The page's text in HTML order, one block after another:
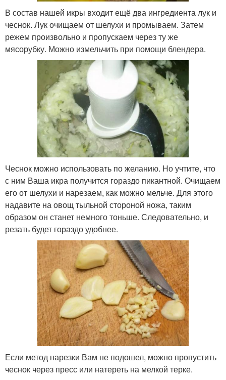
В состав нашей икры входит ещё два ингредиента лук и
чеснок. Лук очищаем от шелухи и промываем. Затем
режем произвольно и пропускаем через ту же
мясорубку. Можно измельчить при помощи блендера.
Чеснок можно использовать по желанию. Но учтите, что
с ним Ваша икра получится гораздо пикантной. Очищаем
его от шелухи и нарезаем, как можно мельче. Для этого
надавите на овощ тыльной стороной ножа, таким
образом он станет немного тоньше. Следовательно, и
резать будет гораздо удобнее.
Если метод нарезки Вам не подошел, можно пропустить
чеснок через пресс или натереть на мелкой терке.